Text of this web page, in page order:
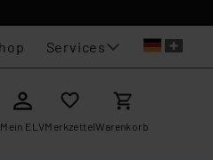
Services
Mein ELVMerkzettelWarenkorb